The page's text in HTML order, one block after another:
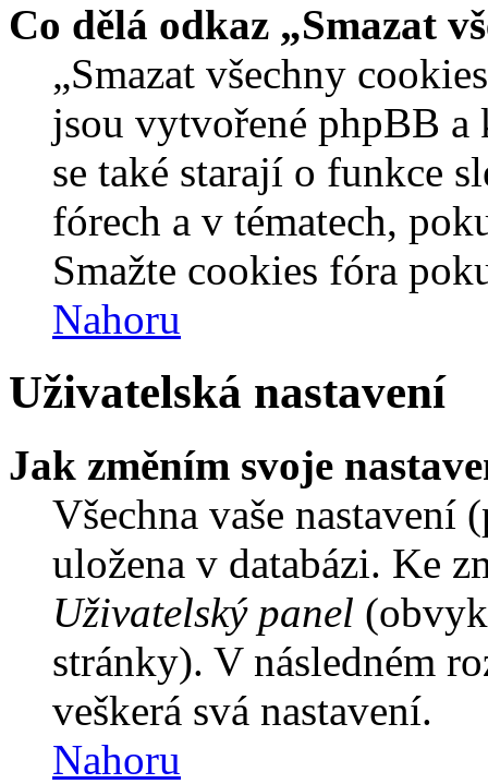
Co dělá odkaz „Smazat
„Smazat všechny
jsou vytvořené phpBB a
se také starají o funkce
fórech a v tématech,
Smažte cookies fóra
Nahoru
Uživatelská nastavení
Jak změním svoje
Všechna vaše
uložena v databázi. Ke
Uživatelský panel
stránky). V následném
veškerá svá nastavení.
Nahoru